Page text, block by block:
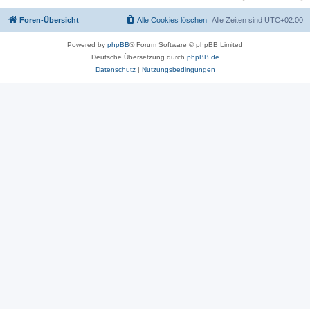
Foren-Übersicht Alle Zeiten sind UTC+02:00
Alle Cookies löschen
Powered by phpBB® Forum Software © phpBB Limited
Deutsche Übersetzung durch phpBB.de
Datenschutz| Nutzungsbedingungen